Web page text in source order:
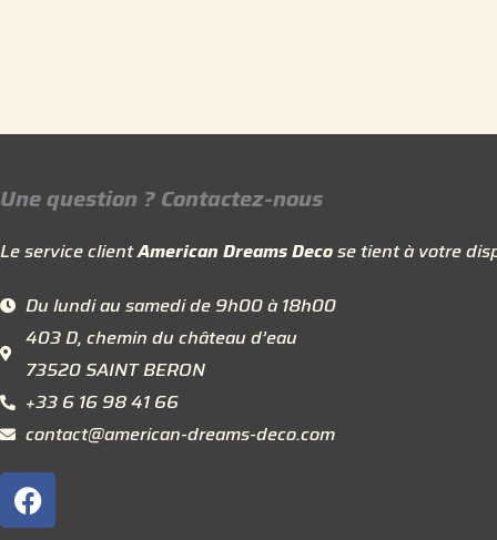
Une question ? Contactez-nous
Le service clientAmerican Dreams Decose tient à votre
Du lundi au samedi de 9h00 à 18h00
403 D, chemin du château d’eau
73520 SAINT BERON
+33 6 16 98 41 66
contact@american-dreams-deco.com
F
a